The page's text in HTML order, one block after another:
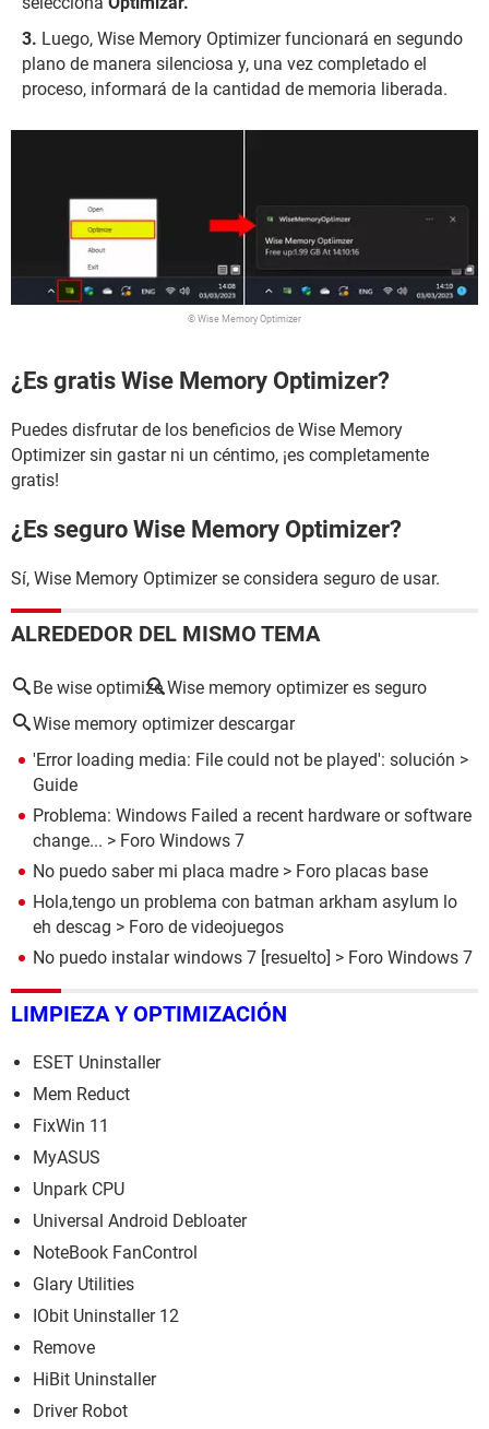
Luego, Wise Memory Optimizer funcionará en segundo
plano de manera silenciosa y, una vez completado el
proceso, informará de la cantidad de memoria liberada.
© Wise Memory Optimizer
¿Es gratis Wise Memory Optimizer?
Puedes disfrutar de los beneficios de Wise Memory
Optimizer sin gastar ni un céntimo, ¡es completamente
gratis!
¿Es seguro Wise Memory Optimizer?
Sí, Wise Memory Optimizer se considera seguro de usar.
ALREDEDOR DEL MISMO TEMA
Be wise optimize Wise memory optimizer es seguro
Wise memory optimizer descargar
'Error loading media: File could not be played': solución >
Guide
Problema: Windows Failed a recent hardware or software
change... > Foro Windows 7
No puedo saber mi placa madre > Foro placas base
Hola,tengo un problema con batman arkham asylum lo
eh descag > Foro de videojuegos
No puedo instalar windows 7 [resuelto] > Foro Windows 7
LIMPIEZA Y OPTIMIZACIÓN
ESET Uninstaller
Mem Reduct
FixWin 11
MyASUS
Unpark CPU
Universal Android Debloater
NoteBook FanControl
Glary Utilities
IObit Uninstaller 12
Remove
HiBit Uninstaller
Driver Robot